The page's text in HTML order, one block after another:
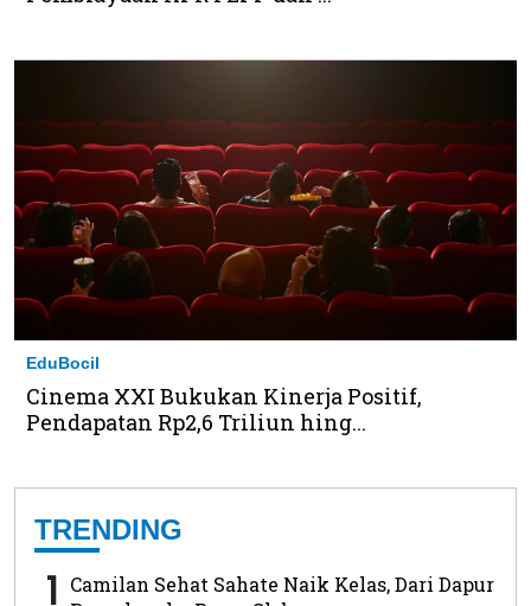
EduBocil
Cinema XXI Bukukan Kinerja Positif,
Pendapatan Rp2,6 Triliun hing...
TRENDING
1 Camilan Sehat Sahate Naik Kelas, Dari Dapur